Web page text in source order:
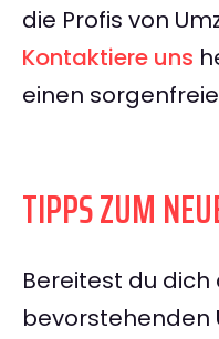
die Profis von
Kontaktiere uns
einen
TIPPS ZUM
Bereitest du dich
bevorstehenden